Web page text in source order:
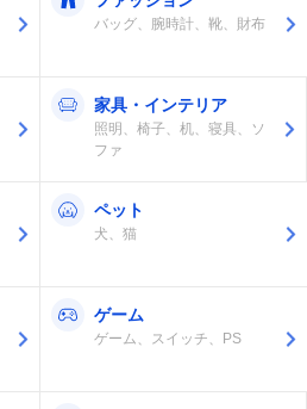
バッグ、腕時計、靴、財布
家具・インテリア
照明、椅子、机、寝具、ソ
ファ
ペット
犬、猫
ゲーム
ゲーム、スイッチ、PS